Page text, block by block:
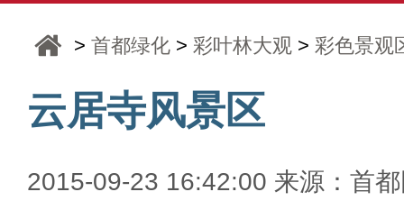
>首都绿化 >彩叶林大观 >彩色景观
云居寺风景区
2015-09-23 16:42:00 来源：首